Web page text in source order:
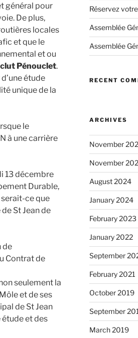
général pour
De plus,
locales
et que le
et ou
Pénouclet.
étude
unique de la
le
à une carrière
13 décembre
Durable,
ce que
St Jean de
de
Contrat de
seulement la
et de ses
de St Jean
étude et des
Réservez
Assemblée
Assemblée
RECENT
ARCHIVES
November
November
August 2024
January 2024
February 2023
January 2022
September
February 2021
October 2019
September
March 2019